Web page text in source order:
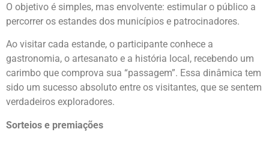
O objetivo é simples, mas envolvente: estimular o público a
percorrer os estandes dos municípios e patrocinadores.
Ao visitar cada estande, o participante conhece a
gastronomia, o artesanato e a história local, recebendo um
carimbo que comprova sua “passagem”. Essa dinâmica tem
sido um sucesso absoluto entre os visitantes, que se sentem
verdadeiros exploradores.
Sorteios e premiações